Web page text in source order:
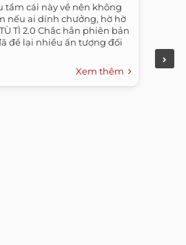
tầm cái này về nên không
nếu ai dính chưởng, hờ hờ
TÙ TÌ 2.0 Chắc hẳn phiên bản
để lại nhiều ấn tượng đối
Xem thêm